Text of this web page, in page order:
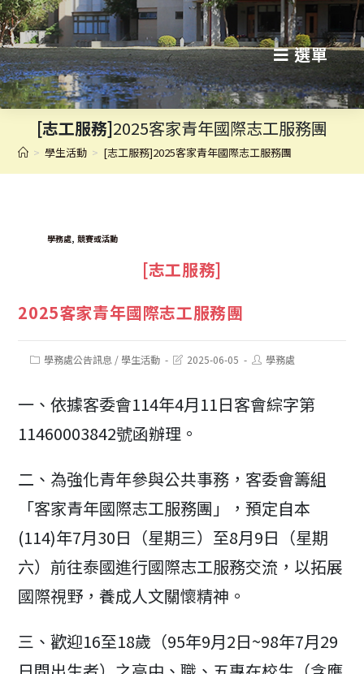
跳
轉
至
主
選單
[志工服務]2025客家青年國際志工服務團
> 學生活動 > [志工服務]2025客家青年國際志工服務團
TAGS:學務處, 競賽或活動
[志工服務]
2025客家青年國際志工服務團
Post學務處公告訊息 / 學生活動
Post2025-06-05
Post學務處
一、依據客委會114年4月11日客會綜字第
11460003842號函辦理。
二、為強化青年參與公共事務，客委會籌組
「客家青年國際志工服務團」，預定自本
(114)年7月30日（星期三）至8月9日（星期
六）前往泰國進行國際志工服務交流，以拓展
國際視野，養成人文關懷精神。
三、歡迎16至18歲（95年9月2日~98年7月29